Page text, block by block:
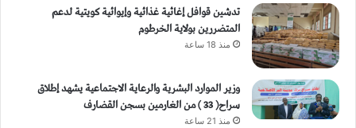
تدشين قوافل إغاثية غذائية وإيوائية كويتية لدعم
المتضررين بولاية الخرطوم
منذ 18 ساعة
وزير الموارد البشرية والرعاية الاجتماعية يشهد إطلاق
سراح( 33 ) من الغارمين بسجن القضارف
منذ 21 ساعة